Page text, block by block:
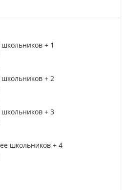
+ 1
школьников + 2
школьников + 3
школьников + 4